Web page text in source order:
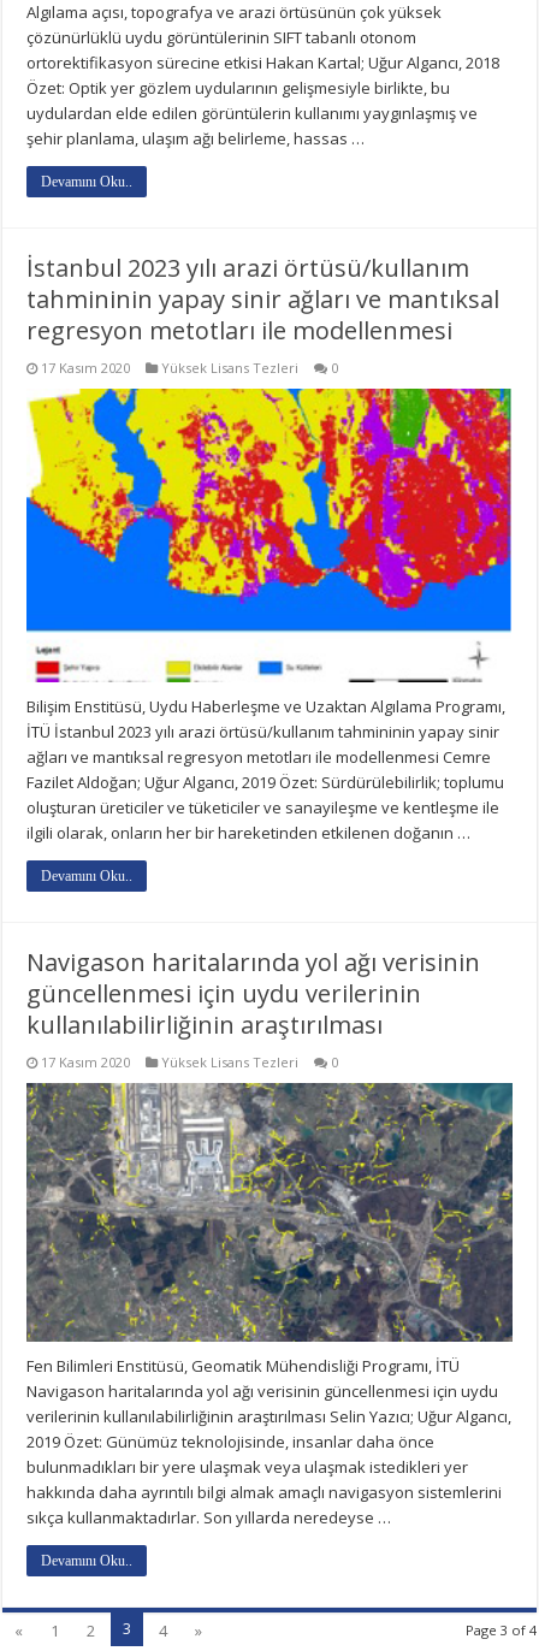
Algılama açısı, topografya ve arazi örtüsünün çok yüksek
çözünürlüklü uydu görüntülerinin SIFT tabanlı otonom
ortorektifikasyon sürecine etkisi Hakan Kartal; Uğur Algancı, 2018
Özet: Optik yer gözlem uydularının gelişmesiyle birlikte, bu
uydulardan elde edilen görüntülerin kullanımı yaygınlaşmış ve
şehir planlama, ulaşım ağı belirleme, hassas …
Devamını Oku..
İstanbul 2023 yılı arazi örtüsü/kullanım
tahmininin yapay sinir ağları ve mantıksal
regresyon metotları ile modellenmesi
17 Kasım 2020 Yüksek Lisans Tezleri 0
Bilişim Enstitüsü, Uydu Haberleşme ve Uzaktan Algılama Programı,
İTÜ İstanbul 2023 yılı arazi örtüsü/kullanım tahmininin yapay sinir
ağları ve mantıksal regresyon metotları ile modellenmesi Cemre
Fazilet Aldoğan; Uğur Algancı, 2019 Özet: Sürdürülebilirlik; toplumu
oluşturan üreticiler ve tüketiciler ve sanayileşme ve kentleşme ile
ilgili olarak, onların her bir hareketinden etkilenen doğanın …
Devamını Oku..
Navigason haritalarında yol ağı verisinin
güncellenmesi için uydu verilerinin
kullanılabilirliğinin araştırılması
17 Kasım 2020 Yüksek Lisans Tezleri 0
Fen Bilimleri Enstitüsü, Geomatik Mühendisliği Programı, İTÜ
Navigason haritalarında yol ağı verisinin güncellenmesi için uydu
verilerinin kullanılabilirliğinin araştırılması Selin Yazıcı; Uğur Algancı,
2019 Özet: Günümüz teknolojisinde, insanlar daha önce
bulunmadıkları bir yere ulaşmak veya ulaşmak istedikleri yer
hakkında daha ayrıntılı bilgi almak amaçlı navigasyon sistemlerini
sıkça kullanmaktadırlar. Son yıllarda neredeyse …
Devamını Oku..
Page 3 of 4
« 1 2 3 4 »